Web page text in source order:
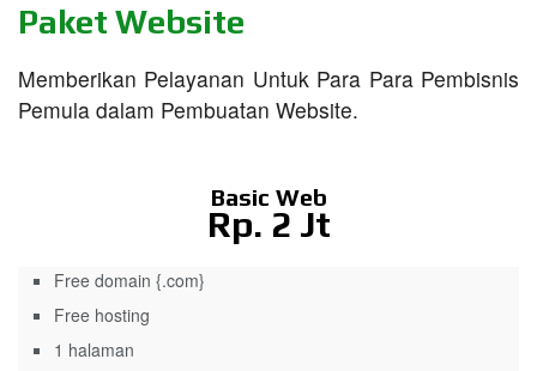
Paket Website
Memberikan Pelayanan Untuk Para Para Pembisnis
Pemula dalam Pembuatan Website.
Basic Web
Rp. 2 Jt
Free domain {.com}
Free hosting
1 halaman